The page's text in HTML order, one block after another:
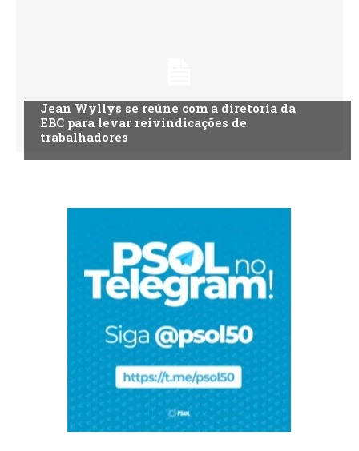
Jean Wyllys se reúne com a diretoria da
EBC para levar reivindicações de
trabalhadores